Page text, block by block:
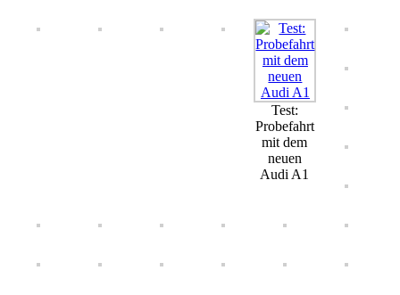
Test:
Probefahrt
mit dem
neuen
Audi A1